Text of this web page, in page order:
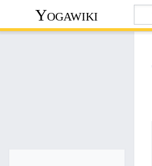
Yogawiki